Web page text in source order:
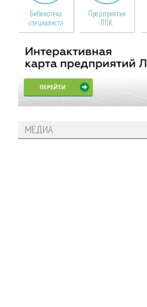
Библиотека
специалиста
Предприятия
ЛПК
МЕДИА